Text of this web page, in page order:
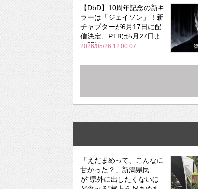
【DbD】10周年記念の新キ
ラーは「ジェイソン」！新
チャプターが6月17日に配
信決定、PTBは5月27日よ
り開始
2026/05/26 12:00:07
「えだまめって、こんなに
甘かった？」新潟県民
が“県外に出したくないほ